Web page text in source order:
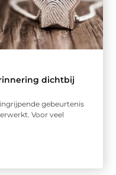
dichtbij
gebeurtenis
Voor veel